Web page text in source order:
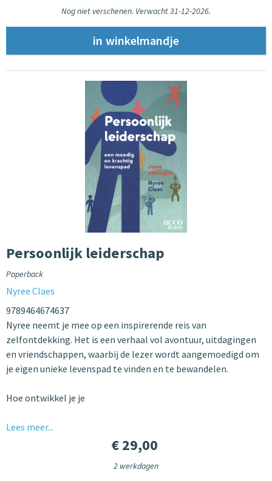
Nog niet verschenen. Verwacht 31-12-2026.
Persoonlijk leiderschap
Paperback
Nyree Claes
9789464674637
Nyree neemt je mee op een inspirerende reis van
zelfontdekking. Het is een verhaal vol avontuur, uitdagingen
en vriendschappen, waarbij de lezer wordt aangemoedigd om
je eigen unieke levenspad te vinden en te bewandelen.
Hoe ontwikkel je je
Lees meer...
€ 29,00
2 werkdagen